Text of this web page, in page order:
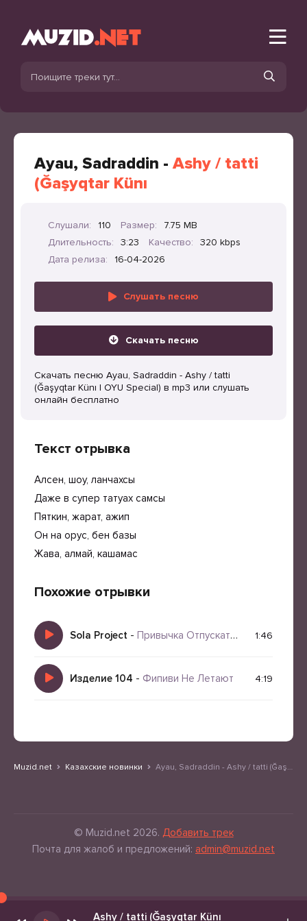
Ayau, Sadraddin - Ashy / tatti
(Ğaşyqtar Künı
Слушали: 110 Размер:
7.75 MB
Длительность:
3:23 Качество:
320 kbps
Дата релиза:
16-04-2026
Слушать песню
Скачать песню
Скачать песню Ayau, Sadraddin - Ashy / tatti
(Ğaşyqtar Künı | OYU Special) в mp3 или слушать
онлайн бесплатно
Текст отрывка
Алсен, шоу, ланчахсы
Даже в супер татуах самсы
Пяткин, жарат, ажип
Он на орус, бен базы
Жава, алмай, кашамас
Похожие отрывки
Sola Project - Привычка Отпускать Людей 1:46
Изделие 104 - Фипиви Не Летают 4:19
Muzid.net Казахские новинки Ayau, Sadraddin - Ashy / tatti (Ğaşyqtar Künı | OYU Special)
© Muzid.net 2026. Добавить трек
Почта для жалоб и предложений: admin@muzid.net
Ashy / tatti (Ğaşyqtar Künı